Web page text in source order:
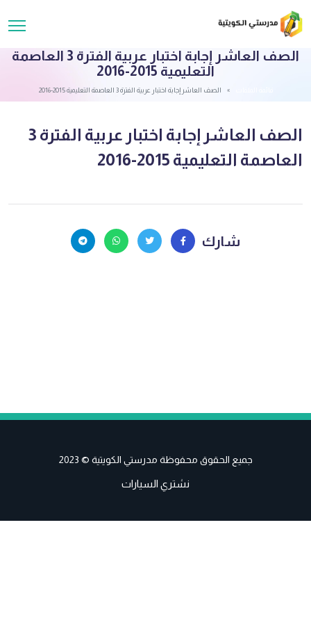
الصف العاشر إجابة اختبار عربية الفترة 3 العاصمة
التعليمية 2015-2016
الصف العاشر إجابة اختبار عربية الفترة 3 العاصمة التعليمية 2015-2016
الصف العاشر إجابة اختبار عربية الفترة 3
العاصمة التعليمية 2015-2016
شارك
جميع الحقوق محفوظة مدرستي الكويتية © 2023
نشتري السيارات